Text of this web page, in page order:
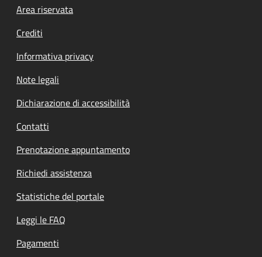
Footer menu
Area riservata
Crediti
Informativa privacy
Note legali
Dichiarazione di accessibilità
Contatti
Prenotazione appuntamento
Richiedi assistenza
Statistiche del portale
Leggi le FAQ
Pagamenti